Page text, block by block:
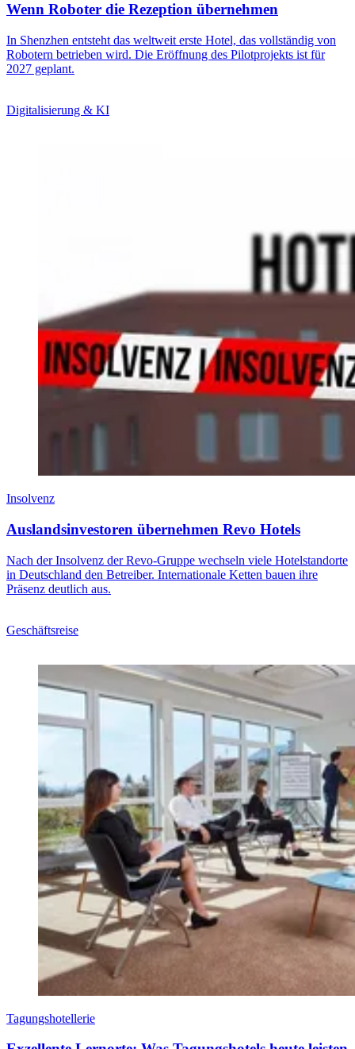
Wenn Roboter die Rezeption übernehmen
In Shenzhen entsteht das weltweit erste Hotel, das vollständig von
Robotern betrieben wird. Die Eröffnung des Pilotprojekts ist für
2027 geplant.
Digitalisierung & KI
Insolvenz
Auslandsinvestoren übernehmen Revo Hotels
Nach der Insolvenz der Revo-Gruppe wechseln viele Hotelstandorte
in Deutschland den Betreiber. Internationale Ketten bauen ihre
Präsenz deutlich aus.
Geschäftsreise
Tagungshotellerie